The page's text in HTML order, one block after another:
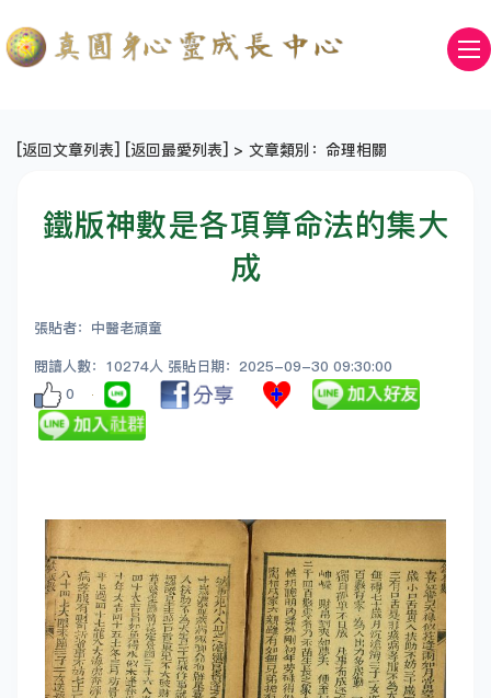
[返回文章列表] [返回最愛列表] > 文章類別：命理相關
鐵版神數是各項算命法的集大
成
張貼者：中醫老頑童
閱讀人數：10274人 張貼日期：2025-09-30 09:30:00
0